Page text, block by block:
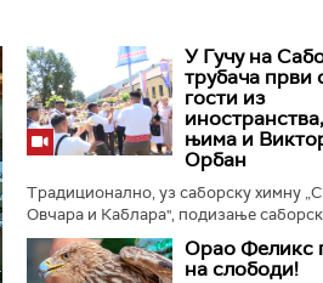
У Гучу на
трубача први
гости из
њима и
Орбан
Традиционално, уз саборску химну
Овчара и Каблара", подизање
заставе и пуцање прангија крај
трубачу, у Гучи је отворен 65.
Орао Феликс
на слободи!